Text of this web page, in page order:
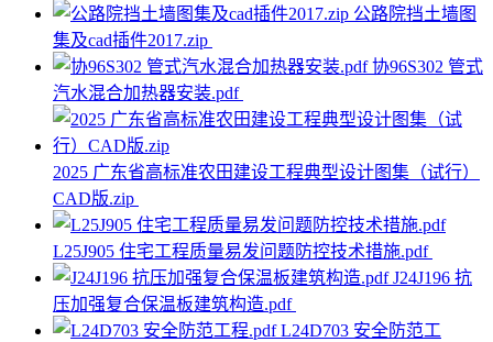
公路院挡土墙图
集及cad插件2017.zip
协96S302 管式
汽水混合加热器安装.pdf
2025 广东省高标准农田建设工程典型设计图集（试行）
CAD版.zip
L25J905 住宅工程质量易发问题防控技术措施.pdf
J24J196 抗
压加强复合保温板建筑构造.pdf
L24D703 安全防范工